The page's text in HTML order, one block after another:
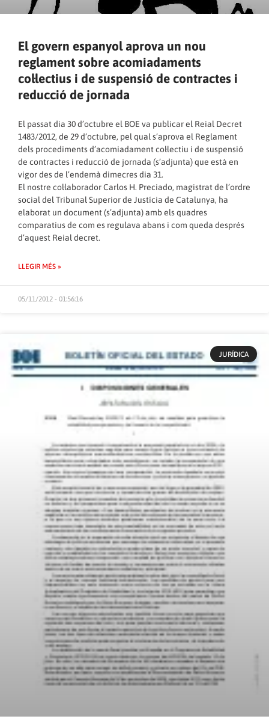
El govern espanyol aprova un nou
reglament sobre acomiadaments
col·lectius i de suspensió de contractes i
reducció de jornada
El passat dia 30 d’octubre el BOE va publicar el Reial Decret
1483/2012, de 29 d’octubre, pel qual s’aprova el Reglament
dels procediments d’acomiadament col·lectiu i de suspensió
de contractes i reducció de jornada (s’adjunta) que està en
vigor des de l’endemà dimecres dia 31.
El nostre col·laborador Carlos H. Preciado, magistrat de l’ordre
social del Tribunal Superior de Justícia de Catalunya, ha
elaborat un document (s’adjunta) amb els quadres
comparatius de com es regulava abans i com queda després
d’aquest Reial decret.
LLEGIR MÉS »
05/11/2012 - 01:56:16
JURÍDICA